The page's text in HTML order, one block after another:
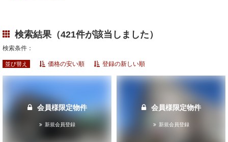
検索結果（421件が該当しました）
検索条件：
並び替え 価格の安い順 登録の新しい順
会員様限定物件
新規会員登録
会員様限定物件
新規会員登録